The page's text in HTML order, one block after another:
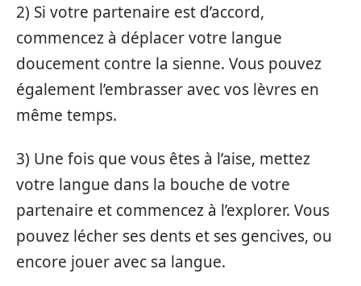
2) Si votre partenaire est d’accord,
commencez à déplacer votre langue
doucement contre la sienne. Vous pouvez
également l’embrasser avec vos lèvres en
même temps.
3) Une fois que vous êtes à l’aise, mettez
votre langue dans la bouche de votre
partenaire et commencez à l’explorer. Vous
pouvez lécher ses dents et ses gencives, ou
encore jouer avec sa langue.